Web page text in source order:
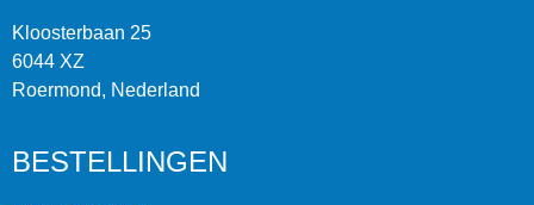
Kloosterbaan 25
6044 XZ
Roermond, Nederland
BESTELLINGEN